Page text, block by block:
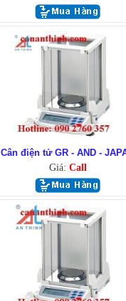
Cân điện tử GR - AND -
Giá: Call